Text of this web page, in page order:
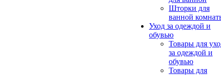
Шторки для
ванной
Уход за одеждой и
обувью
Товары для
за одеждой и
обувью
Товары для